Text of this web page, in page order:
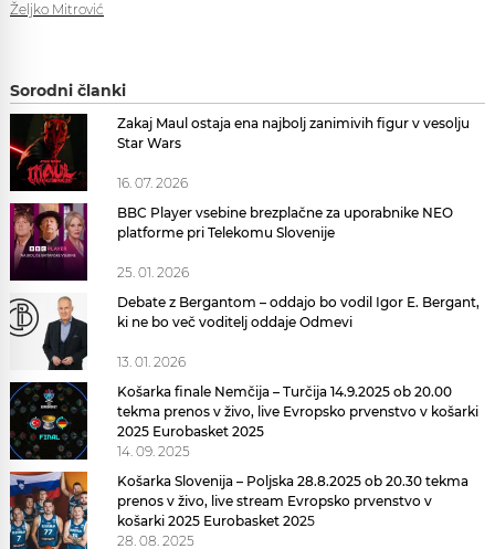
Željko Mitrović
Sorodni članki
Zakaj Maul ostaja ena najbolj zanimivih figur v vesolju
Star Wars
16. 07. 2026
BBC Player vsebine brezplačne za uporabnike NEO
platforme pri Telekomu Slovenije
25. 01. 2026
Debate z Bergantom – oddajo bo vodil Igor E. Bergant,
ki ne bo več voditelj oddaje Odmevi
13. 01. 2026
Košarka finale Nemčija – Turčija 14.9.2025 ob 20.00
tekma prenos v živo, live Evropsko prvenstvo v košarki
2025 Eurobasket 2025
14. 09. 2025
Košarka Slovenija – Poljska 28.8.2025 ob 20.30 tekma
prenos v živo, live stream Evropsko prvenstvo v
košarki 2025 Eurobasket 2025
28. 08. 2025